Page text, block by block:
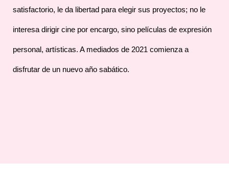
satisfactorio, le da libertad para elegir sus proyectos; no le
interesa dirigir cine por encargo, sino películas de expresión
personal, artísticas. A mediados de 2021 comienza a
disfrutar de un nuevo año sabático.